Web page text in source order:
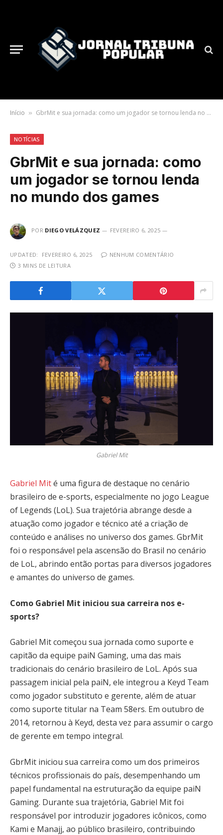
Início » GbrMit e sua jornada: como um jogador se tornou lenda no mundo dos games
NOTÍCIAS
GbrMit e sua jornada: como
um jogador se tornou lenda
no mundo dos games
POR DIEGO VELÁZQUEZ FEVEREIRO 6, 2025
UPDATED: FEVEREIRO 6, 2025
NENHUM COMENTÁRIO
3 MINS DE LEITURA
Gabriel Mit
Gabriel Mité uma figura de destaque no cenário
brasileiro de e-sports, especialmente no jogo League
of Legends (LoL). Sua trajetória abrange desde a
atuação como jogador e técnico até a criação de
conteúdo e análises no universo dos games. GbrMit
foi o responsável pela ascensão do Brasil no cenário
de LoL, abrindo então portas para diversos jogadores
e amantes do universo de games.
Como Gabriel Mit iniciou sua carreira nos e-
sports?
Gabriel Mit começou sua jornada como suporte e
capitão da equipe paiN Gaming, uma das mais
tradicionais do cenário brasileiro de LoL. Após sua
passagem inicial pela paiN, ele integrou a Keyd Team
como jogador substituto e gerente, além de atuar
como suporte titular na Team 58ers. Em outubro de
2014, retornou à Keyd, desta vez para assumir o cargo
de gerente em tempo integral.
GbrMit iniciou sua carreira como um dos primeiros
técnicos profissionais do país, desempenhando um
papel fundamental na estruturação da equipe paiN
Gaming. Durante sua trajetória, Gabriel Mit foi
responsável por introduzir jogadores icônicos, como
Kami e Manajj, ao público brasileiro, contribuindo